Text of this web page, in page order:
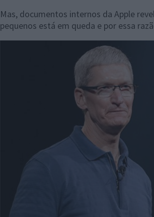
Mas, documentos internos da Apple
pequenos está em queda e por essa